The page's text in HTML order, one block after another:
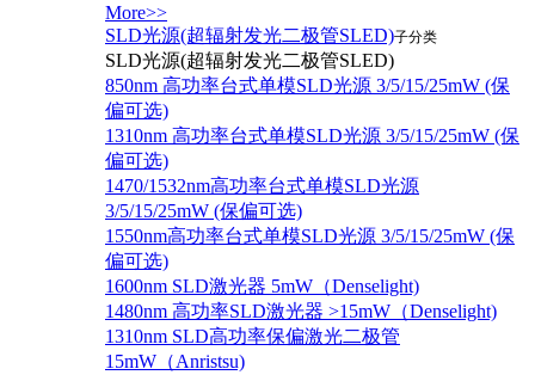
More>>
SLD光源(超辐射发光二极管SLED)子分类
SLD光源(超辐射发光二极管SLED)
850nm 高功率台式单模SLD光源 3/5/15/25mW (保
偏可选)
1310nm 高功率台式单模SLD光源 3/5/15/25mW (保
偏可选)
1470/1532nm高功率台式单模SLD光源
3/5/15/25mW (保偏可选)
1550nm高功率台式单模SLD光源 3/5/15/25mW (保
偏可选)
1600nm SLD激光器 5mW（Denselight)
1480nm 高功率SLD激光器 >15mW（Denselight)
1310nm SLD高功率保偏激光二极管
15mW（Anristsu)